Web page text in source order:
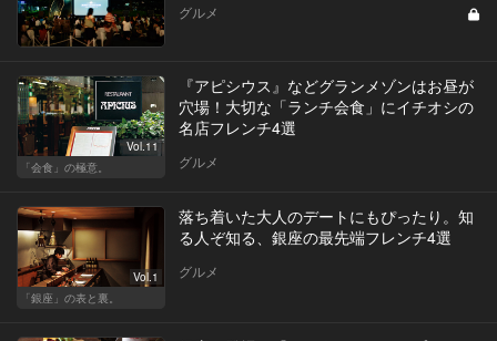
グルメ
Vol.11
「会食」の極意。
『アピシウス』などグランメゾンはお昼が
穴場！大切な「ランチ会食」にイチオシの
名店フレンチ4選
グルメ
Vol.1
「銀座」の表と裏。
落ち着いた大人のデートにもぴったり。知
る人ぞ知る、銀座の最先端フレンチ4選
グルメ